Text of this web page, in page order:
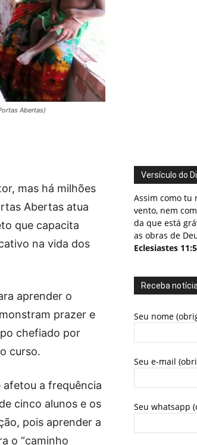
Abertas)
mas há milhões
Abertas atua
que capacita
na vida dos
aprender o
prazer e
chefiado por
curso.
afetou a frequência
cinco alunos e os
pois aprender a
o “caminho
Versículo do
Assim como tu
vento, nem
da que está
as obras de
Eclesiastes 11:5
Receba
Seu nome
Seu e-mail
Seu whatsapp